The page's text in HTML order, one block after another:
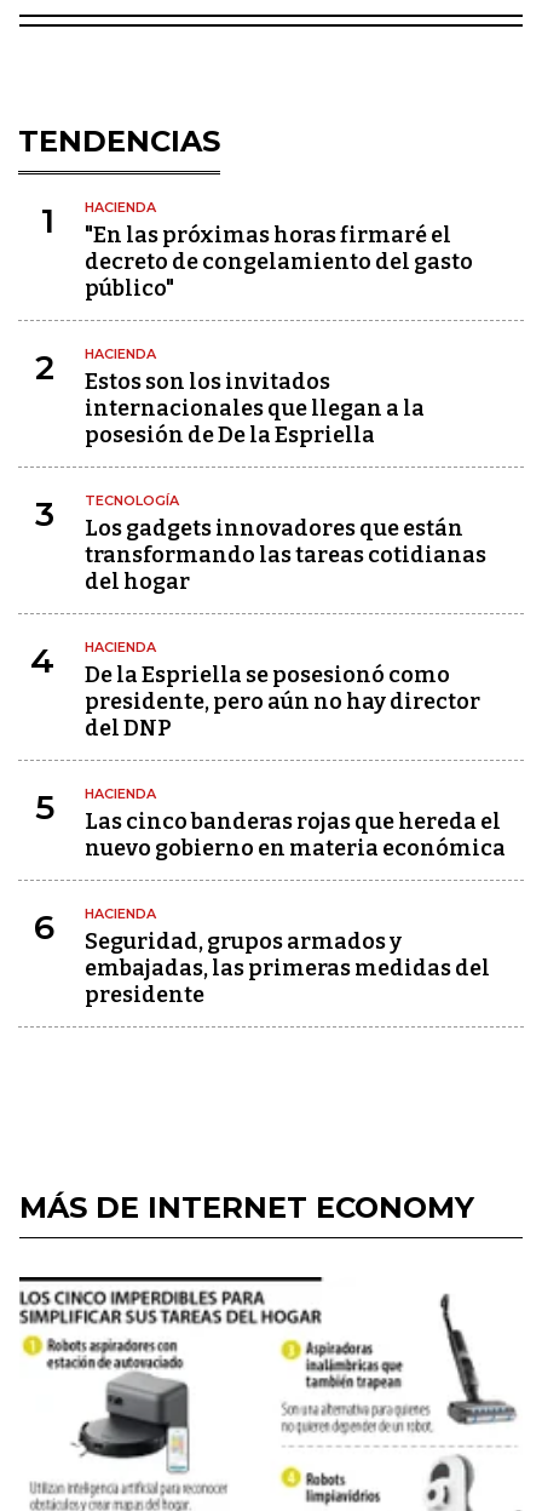
TENDENCIAS
1 HACIENDA
"En las próximas horas firmaré el
decreto de congelamiento del gasto
público"
2 HACIENDA
Estos son los invitados
internacionales que llegan a la
posesión de De la Espriella
3 TECNOLOGÍA
Los gadgets innovadores que están
transformando las tareas cotidianas
del hogar
4 HACIENDA
De la Espriella se posesionó como
presidente, pero aún no hay director
del DNP
5 HACIENDA
Las cinco banderas rojas que hereda el
nuevo gobierno en materia económica
6 HACIENDA
Seguridad, grupos armados y
embajadas, las primeras medidas del
presidente
MÁS DE INTERNET ECONOMY